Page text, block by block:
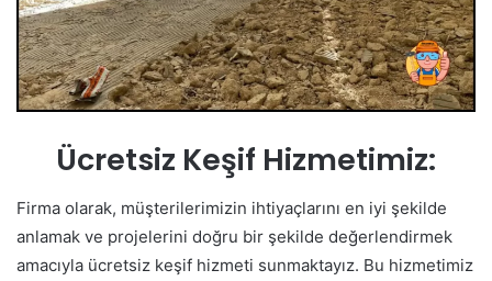
Ücretsiz Keşif Hizmetimiz:
Firma olarak, müşterilerimizin ihtiyaçlarını en iyi şekilde
anlamak ve projelerini doğru bir şekilde değerlendirmek
amacıyla ücretsiz keşif hizmeti sunmaktayız. Bu hizmetimiz